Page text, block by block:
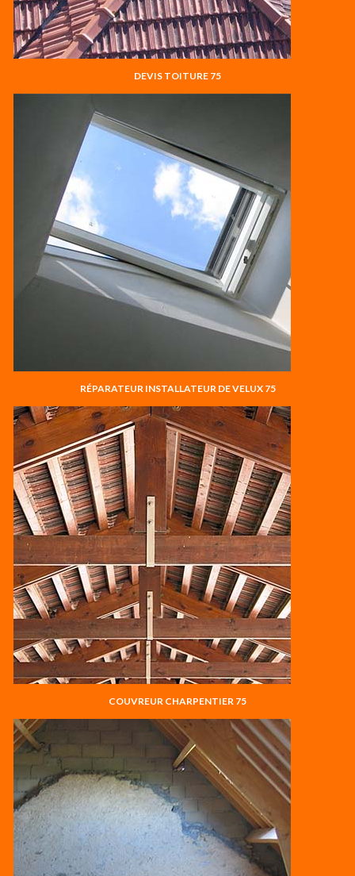
DEVIS TOITURE 75
RÉPARATEUR INSTALLATEUR DE VELUX 75
COUVREUR CHARPENTIER 75